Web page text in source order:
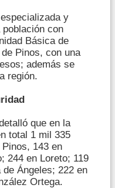
y
con
Básica de
Pinos, con una
además se
región.
que en la
total 1 mil 335
143 en
244 en Loreto; 119
Ángeles; 222 en
Ortega.